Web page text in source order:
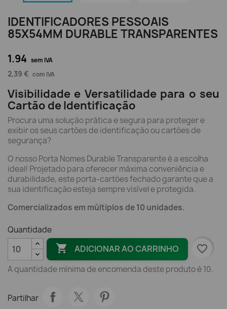
IDENTIFICADORES PESSOAIS
85X54MM DURABLE TRANSPARENTES
1.94 sem IVA
2,39 € com IVA
Visibilidade e Versatilidade para o seu
Cartão de Identificação
Procura uma solução prática e segura para proteger e
exibir os seus cartões de identificação ou cartões de
segurança?
O nosso Porta Nomes Durable Transparente é a escolha
ideal! Projetado para oferecer máxima conveniência e
durabilidade, este porta-cartões fechado garante que a
sua identificação esteja sempre visível e protegida.
Comercializados em múltiplos de 10 unidades.
Quantidade
 ADICIONAR AO CARRINHO favorite_border
A quantidade mínima de encomenda deste produto é 10.
Partilhar